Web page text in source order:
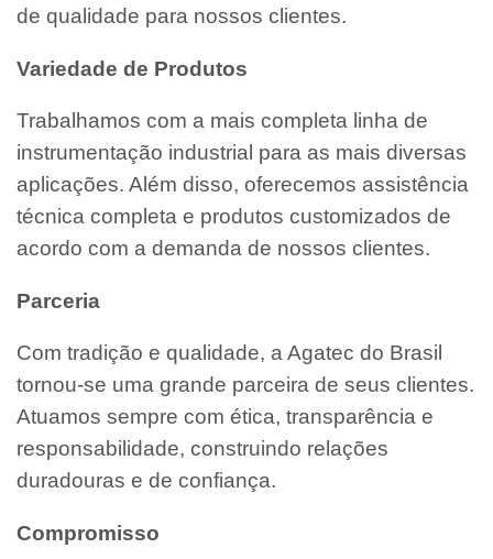
de qualidade para nossos clientes.
Variedade de Produtos
Trabalhamos com a mais completa linha de
instrumentação industrial para as mais diversas
aplicações. Além disso, oferecemos assistência
técnica completa e produtos customizados de
acordo com a demanda de nossos clientes.
Parceria
Com tradição e qualidade, a Agatec do Brasil
tornou-se uma grande parceira de seus clientes.
Atuamos sempre com ética, transparência e
responsabilidade, construindo relações
duradouras e de confiança.
Compromisso